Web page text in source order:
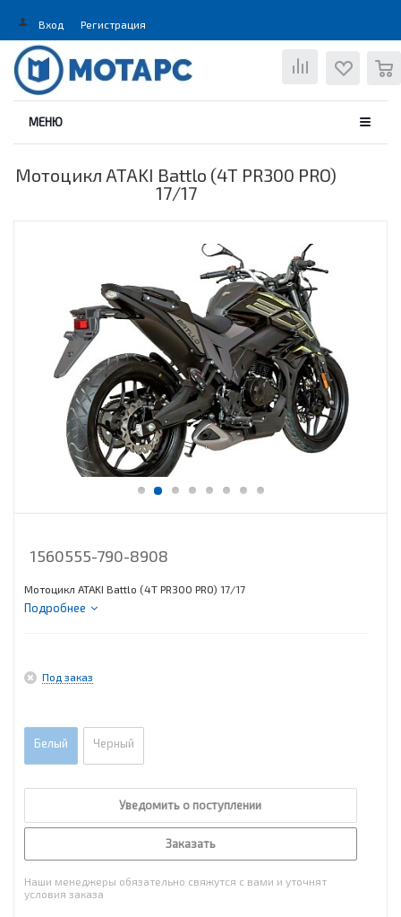
Вход Регистрация
МЕНЮ
Мотоцикл ATAKI Battlo (4T PR300 PRO)
17/17
1560555-790-8908
Мотоцикл ATAKI Battlo (4T PR300 PRO) 17/17
Подробнее
Под заказ
Белый Черный
Уведомить о поступлении
Заказать
Наши менеджеры обязательно свяжутся с вами и уточнят
условия заказа